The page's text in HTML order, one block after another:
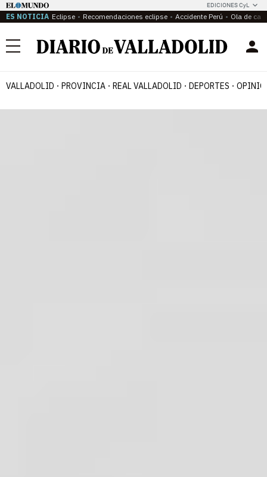
EDICIONES CyL
ES NOTICIA Eclipse Recomendaciones eclipse Accidente Perú Ola de
Menú
VALLADOLID PROVINCIA REAL VALLADOLID DEPORTES